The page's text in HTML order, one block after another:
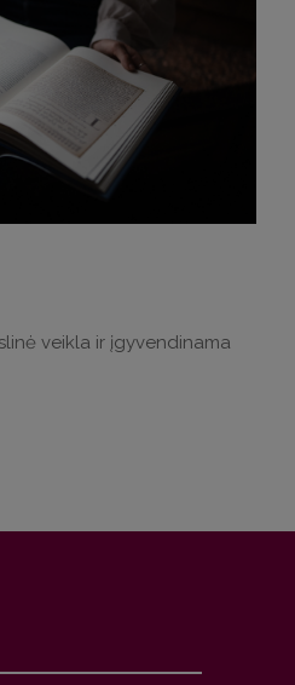
veikla ir įgyvendinama